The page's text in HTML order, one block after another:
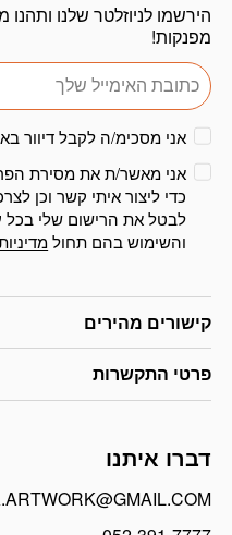
קישורים מהירים
פרטי התקשרות
דברו איתנו
הירשמו לניוזלטר שלנו
מפנקות!
אני מסכימ/ה לקבל דיוור
אני מאשר/ת את מסירת
כדי ליצור איתי קשר וכן
לבטל את הרישום שלי
והשימוש בהם תחול